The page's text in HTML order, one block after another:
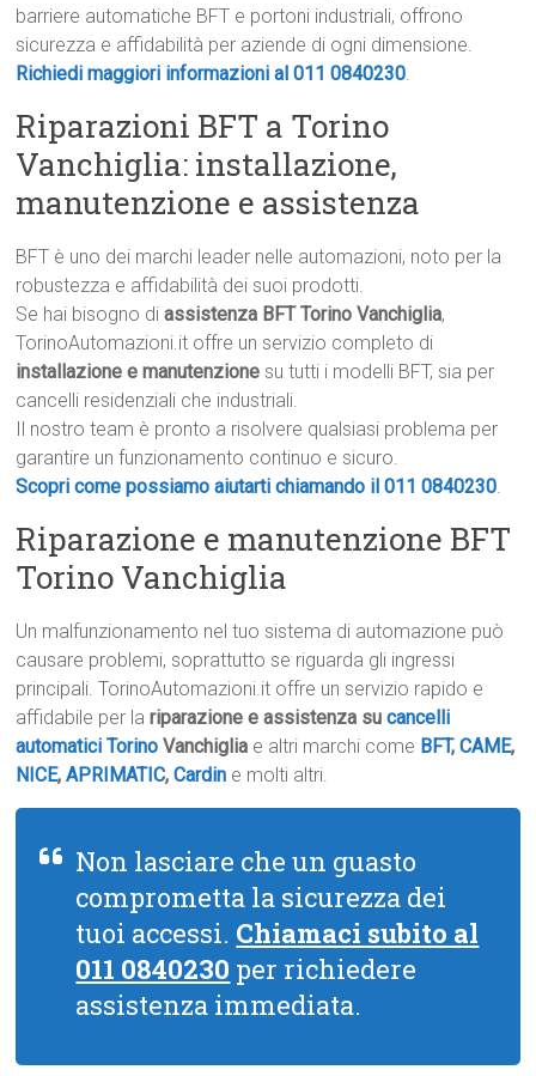
barriere automatiche BFT e portoni industriali, offrono
sicurezza e affidabilità per aziende di ogni dimensione.
Richiedi maggiori informazioni al 011 0840230.
Riparazioni BFT a Torino
Vanchiglia: installazione,
manutenzione e assistenza
BFT è uno dei marchi leader nelle automazioni, noto per la
robustezza e affidabilità dei suoi prodotti.
Se hai bisogno diassistenza BFT Torino Vanchiglia,
TorinoAutomazioni.it offre un servizio completo di
installazione e manutenzione su tutti i modelli BFT, sia per
cancelli residenziali che industriali.
Il nostro team è pronto a risolvere qualsiasi problema per
garantire un funzionamento continuo e sicuro.
Scopri come possiamo aiutarti chiamando il 011 0840230.
Riparazione e manutenzione BFT
Torino Vanchiglia
Un malfunzionamento nel tuo sistema di automazione può
causare problemi, soprattutto se riguarda gli ingressi
principali. TorinoAutomazioni.it offre un servizio rapido e
affidabile per lariparazione e assistenza sucancelli
automatici Torino Vanchiglia e altri marchi come BFT,CAME,
NICE,APRIMATIC,Cardin e molti altri.
Non lasciare che un guasto
comprometta la sicurezza dei
tuoi accessi. Chiamaci subito al
011 0840230 per richiedere
assistenza immediata.